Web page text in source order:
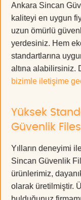
Ankara Sincan
kaliteyi en uygun
uzun ömürlü
yerdesiniz. Hem
standartlarına
altına alabilirsiniz.
bizimle iletişime
Yüksek
Güvenlik
Yılların deneyimi
Sincan Güvenlik
ürünlerimiz,
olarak üretilmiştir.